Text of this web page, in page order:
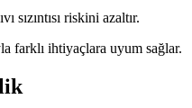
sızıntısı riskini azaltır.
farklı ihtiyaçlara uyum sağlar.